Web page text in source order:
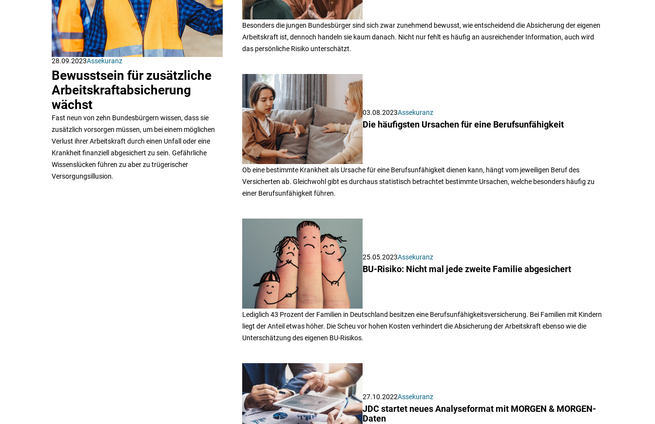
28.09.2023Assekuranz
Bewusstsein für zusätzliche
Arbeitskraftabsicherung
wächst
Fast neun von zehn Bundesbürgern wissen, dass sie
zusätzlich vorsorgen müssen, um bei einem möglichen
Verlust ihrer Arbeitskraft durch einen Unfall oder eine
Krankheit finanziell abgesichert zu sein. Gefährliche
Wissenslücken führen zu aber zu trügerischer
Versorgungsillusion.
Besonders die jungen Bundesbürger sind sich zwar zunehmend bewusst, wie entscheidend die Absicherung der eigenen
Arbeitskraft ist, dennoch handeln sie kaum danach. Nicht nur fehlt es häufig an ausreichender Information, auch wird
das persönliche Risiko unterschätzt.
03.08.2023Assekuranz
Die häufigsten Ursachen für eine Berufsunfähigkeit
Ob eine bestimmte Krankheit als Ursache für eine Berufsunfähigkeit dienen kann, hängt vom jeweiligen Beruf des
Versicherten ab. Gleichwohl gibt es durchaus statistisch betrachtet bestimmte Ursachen, welche besonders häufig zu
einer Berufsunfähigkeit führen.
25.05.2023Assekuranz
BU-Risiko: Nicht mal jede zweite Familie abgesichert
Lediglich 43 Prozent der Familien in Deutschland besitzen eine Berufsunfähigkeitsversicherung. Bei Familien mit Kindern
liegt der Anteil etwas höher. Die Scheu vor hohen Kosten verhindert die Absicherung der Arbeitskraft ebenso wie die
Unterschätzung des eigenen BU-Risikos.
27.10.2022Assekuranz
JDC startet neues Analyseformat mit MORGEN & MORGEN-
Daten